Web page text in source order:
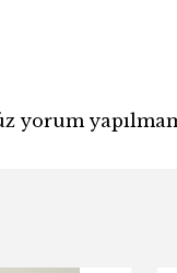
yorum